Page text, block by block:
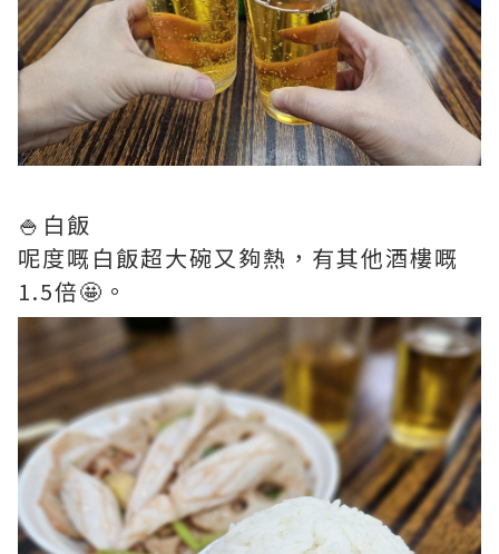
🍚白飯
呢度嘅白飯超大碗又夠熱，有其他酒樓嘅
1.5倍🤩。